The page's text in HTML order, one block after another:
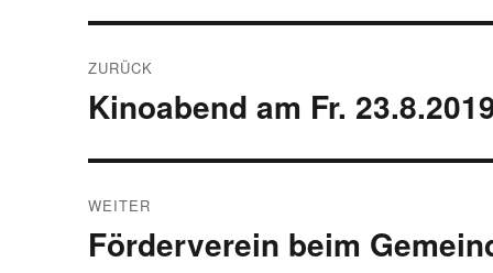
ZURÜCK
Vorheriger
Kinoabend am Fr.
WEITER
Nächster
Förderverein beim